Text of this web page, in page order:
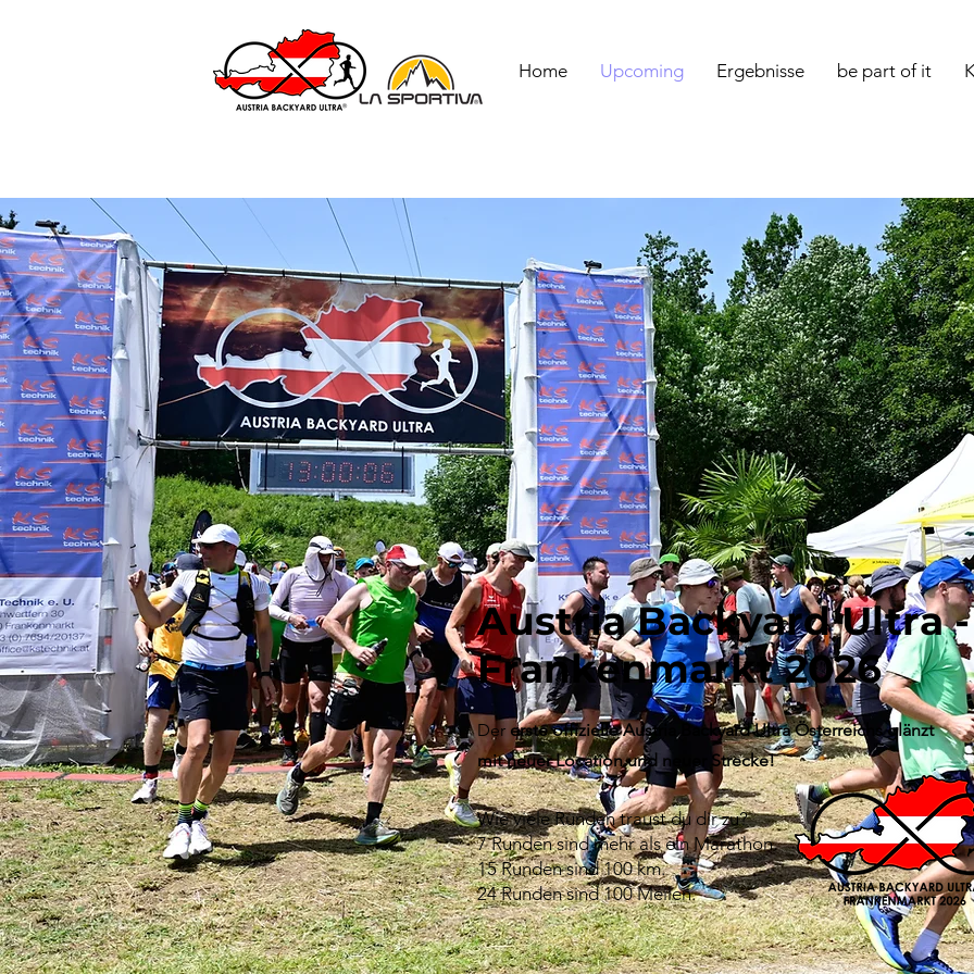
Home Upcoming Ergebnisse be part of it
Austria Backyard Ultra
Frankenmarkt 2026
Der erste offizielle Austria Backyard Ultra Österreichs glänzt
mit neuer Location und neuer Strecke!
Wie viele Runden traust du dir zu?
7 Runden sind mehr als ein Marathon.
15 Runden sind 100 km.
24 Runden sind 100 Meilen.